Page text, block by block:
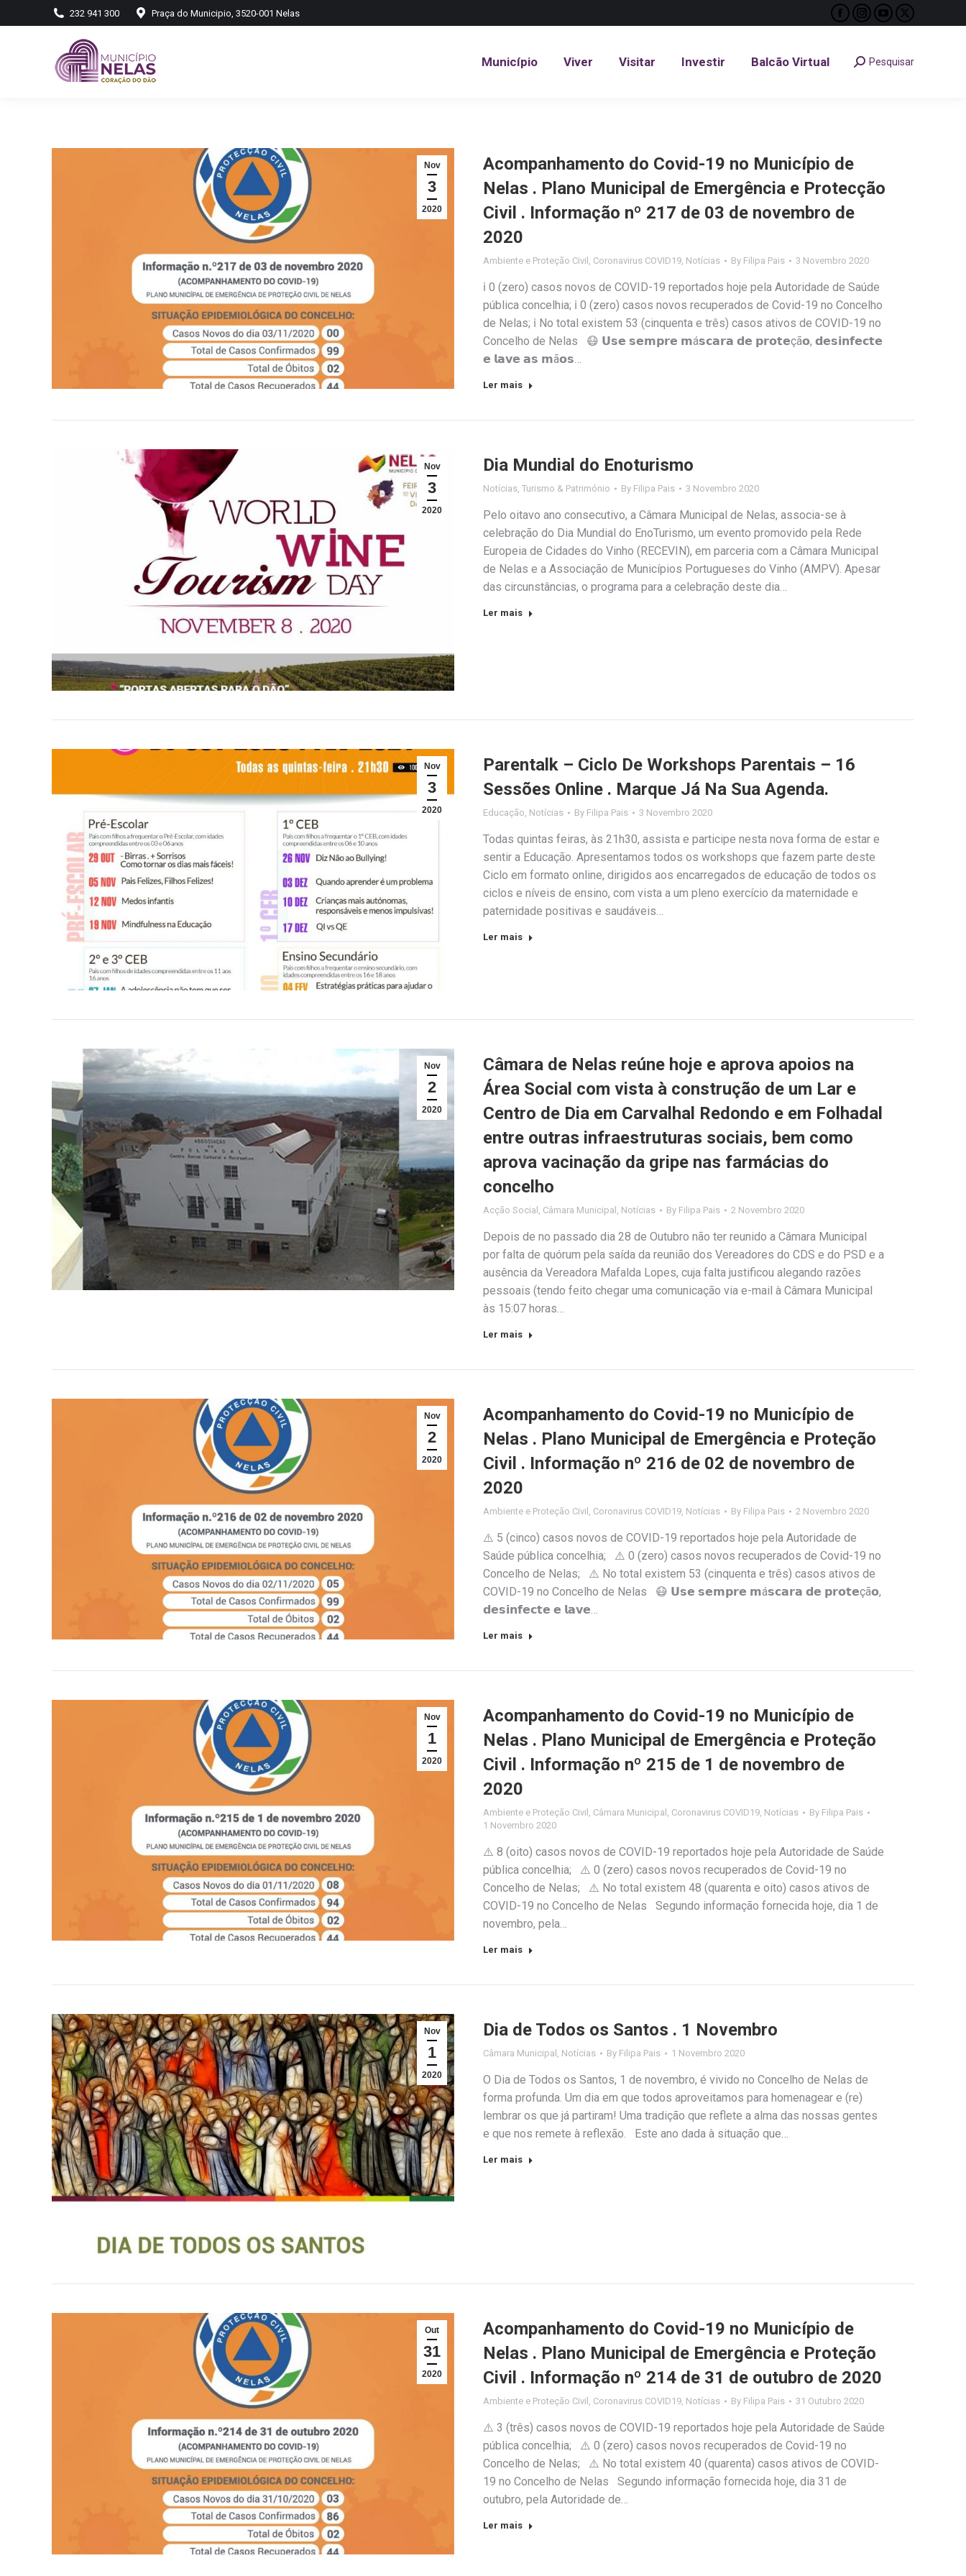
232 941 300 Praça do Municipio, 3520-001 Nelas
Facebook
opens
Instagram
opens
YouTube
opens
X
opens
Município Viver Visitar Investir Balcão Virtual Search:Pesquisar
Nov
3
2020
Acompanhamento do Covid-19 no Município de
Nelas . Plano Municipal de Emergência e Protecção
Civil . Informação nº 217 de 03 de novembro de
2020
Ambiente e Proteção Civil , Coronavirus COVID19, Notícias By Filipa Pais 3 Novembro 2020
ℹ️ 0 (zero) casos novos de COVID-19 reportados hoje pela Autoridade de Saúde
pública concelhia; ℹ️ 0 (zero) casos novos recuperados de Covid-19 no Concelho
de Nelas; ℹ️ No total existem 53 (cinquenta e três) casos ativos de COVID-19 no
Concelho de Nelas 😷 𝗨𝘀𝗲 𝘀𝗲𝗺𝗽𝗿𝗲 𝗺á𝘀𝗰𝗮𝗿𝗮 𝗱𝗲 𝗽𝗿𝗼𝘁𝗲çã𝗼, 𝗱𝗲𝘀𝗶𝗻𝗳𝗲𝗰𝘁𝗲
𝗲 𝗹𝗮𝘃𝗲 𝗮𝘀 𝗺ã𝗼𝘀…
Ler mais
Nov
3
2020
Dia Mundial do Enoturismo
Notícias, Turismo & Património By Filipa Pais 3 Novembro 2020
Pelo oitavo ano consecutivo, a Câmara Municipal de Nelas, associa-se à
celebração do Dia Mundial do EnoTurismo, um evento promovido pela Rede
Europeia de Cidades do Vinho (RECEVIN), em parceria com a Câmara Municipal
de Nelas e a Associação de Municípios Portugueses do Vinho (AMPV). Apesar
das circunstâncias, o programa para a celebração deste dia…
Ler mais
Nov
3
2020
Parentalk – Ciclo De Workshops Parentais – 16
Sessões Online . Marque Já Na Sua Agenda.
Educação Notícias By Filipa Pais 3 Novembro 2020
Todas quintas feiras, às 21h30, assista e participe nesta nova forma de estar e
sentir a Educação. Apresentamos todos os workshops que fazem parte deste
Ciclo em formato online, dirigidos aos encarregados de educação de todos os
ciclos e níveis de ensino, com vista a um pleno exercício da maternidade e
paternidade positivas e saudáveis…
Ler mais
Nov
2
2020
Câmara de Nelas reúne hoje e aprova apoios na
Área Social com vista à construção de um Lar e
Centro de Dia em Carvalhal Redondo e em Folhadal
entre outras infraestruturas sociais, bem como
aprova vacinação da gripe nas farmácias do
concelho
Acção Social Câmara Municipal Notícias By Filipa Pais 2 Novembro 2020
Depois de no passado dia 28 de Outubro não ter reunido a Câmara Municipal
por falta de quórum pela saída da reunião dos Vereadores do CDS e do PSD e a
ausência da Vereadora Mafalda Lopes, cuja falta justificou alegando razões
pessoais (tendo feito chegar uma comunicação via e-mail à Câmara Municipal
às 15:07 horas…
Ler mais
Nov
2
2020
Acompanhamento do Covid-19 no Município de
Nelas . Plano Municipal de Emergência e Proteção
Civil . Informação nº 216 de 02 de novembro de
2020
Ambiente e Proteção Civil Coronavirus COVID19 Notícias By Filipa Pais 2 Novembro 2020
⚠️ 5 (cinco) casos novos de COVID-19 reportados hoje pela Autoridade de
Saúde pública concelhia; ⚠️ 0 (zero) casos novos recuperados de Covid-19 no
Concelho de Nelas; ⚠️ No total existem 53 (cinquenta e três) casos ativos de
COVID-19 no Concelho de Nelas 😷 𝗨𝘀𝗲 𝘀𝗲𝗺𝗽𝗿𝗲 𝗺á𝘀𝗰𝗮𝗿𝗮 𝗱𝗲 𝗽𝗿𝗼𝘁𝗲çã𝗼,
𝗱𝗲𝘀𝗶𝗻𝗳𝗲𝗰𝘁𝗲 𝗲 𝗹𝗮𝘃𝗲…
Ler mais
Nov
1
2020
Acompanhamento do Covid-19 no Município de
Nelas . Plano Municipal de Emergência e Proteção
Civil . Informação nº 215 de 1 de novembro de
2020
Ambiente e Proteção Civil Câmara Municipal Coronavirus COVID19 Notícias By Filipa Pais
1 Novembro 2020
⚠️ 8 (oito) casos novos de COVID-19 reportados hoje pela Autoridade de Saúde
pública concelhia; ⚠️ 0 (zero) casos novos recuperados de Covid-19 no
Concelho de Nelas; ⚠️ No total existem 48 (quarenta e oito) casos ativos de
COVID-19 no Concelho de Nelas Segundo informação fornecida hoje, dia 1 de
novembro, pela…
Ler mais
Nov
1
2020
Dia de Todos os Santos . 1 Novembro
Câmara Municipal Notícias By Filipa Pais 1 Novembro 2020
O Dia de Todos os Santos, 1 de novembro, é vivido no Concelho de Nelas de
forma profunda. Um dia em que todos aproveitamos para homenagear e (re)
lembrar os que já partiram! Uma tradição que reflete a alma das nossas gentes
e que nos remete à reflexão. Este ano dada à situação que…
Ler mais
Out
31
2020
Acompanhamento do Covid-19 no Município de
Nelas . Plano Municipal de Emergência e Proteção
Civil . Informação nº 214 de 31 de outubro de 2020
Ambiente e Proteção Civil , Coronavirus COVID19, Notícias By Filipa Pais 31 Outubro 2020
⚠️ 3 (três) casos novos de COVID-19 reportados hoje pela Autoridade de Saúde
pública concelhia; ⚠️ 0 (zero) casos novos recuperados de Covid-19 no
Concelho de Nelas; ⚠️ No total existem 40 (quarenta) casos ativos de COVID-
19 no Concelho de Nelas Segundo informação fornecida hoje, dia 31 de
outubro, pela Autoridade de…
Ler mais
Município Viver Visitar Investir Balcão Virtual Search:
Pesquisar